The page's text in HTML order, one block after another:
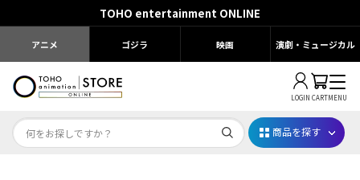
LOGIN CARTMENU
商品を探す
TOHO entertainment ONLINE
アニメ ゴジラ 映画 演劇・ミュージカル